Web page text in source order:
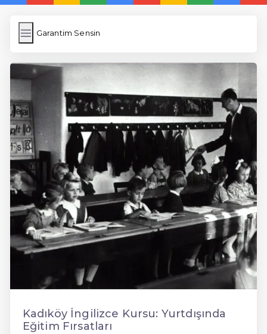
Garantim Sensin
Garantim Sensin
Wordpress Cache
Anasayfa
5 Günde İngilizce
İngilizce
Dil Eğitimi
En Hızlı İngilizce
En Ucuz İngilizce
En Uygun İngilizce
Kadıköy İngilizce Kursu: Yurtdışında
Eğitim Fırsatları